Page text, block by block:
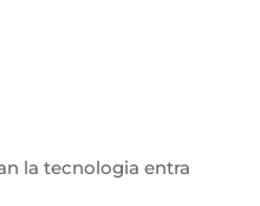
la tecnologia entra